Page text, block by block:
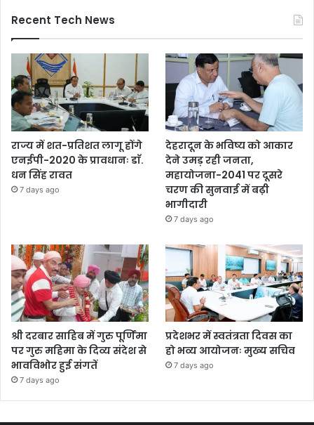
Recent Tech News
राज्य में शत-प्रतिशत लागू होंगे
एनईपी-2020 के प्रावधानः डाॅ.
धन सिंह रावत
7 days ago
देहरादून के भविष्य को आकार
देने उमड़ रही जनता,
महायोजना-2041 पर दूसरे
चरण की सुनवाई में बढ़ी
भागीदारी
7 days ago
श्री दरबार साहिब में गुरु पूर्णिमा
पर गुरु महिमा के दिव्य संदेश से
भावविभोर हुई संगतें
7 days ago
प्रदेशभर में स्वतंत्रता दिवस का
हो भव्य आयोजनः मुख्य सचिव
7 days ago